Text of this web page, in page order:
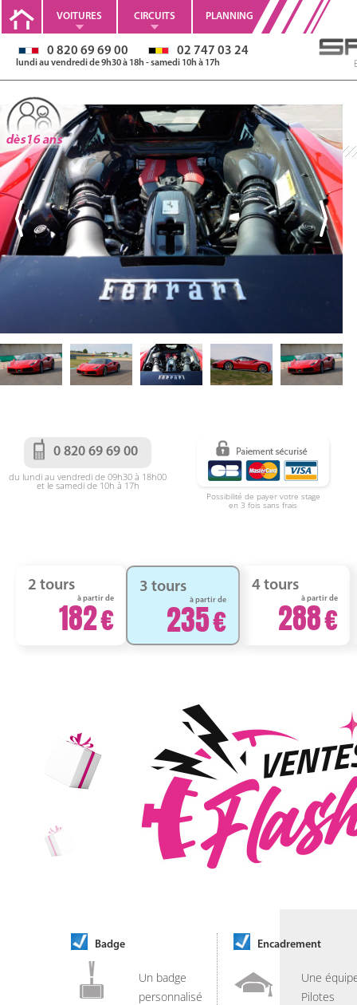
VOITURES CIRCUITS PLANNING
0 820 69 69 00 02 747 03 24
lundi au vendredi de 9h30 à 18h - samedi 10h à 17h
0 820 69 69 00
du lundi au vendredi de 09h30 à 18h00
et le samedi de 10h à 17h
Possibilité de payer votre stage
en 3 fois sans frais
2 tours
à partir de
182
3 tours
à partir de
235
4 tours
à partir de
288
Badge
Un badge
personnalisé
Encadrement
Une
Pilotes